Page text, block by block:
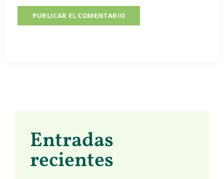
Entradas
recientes